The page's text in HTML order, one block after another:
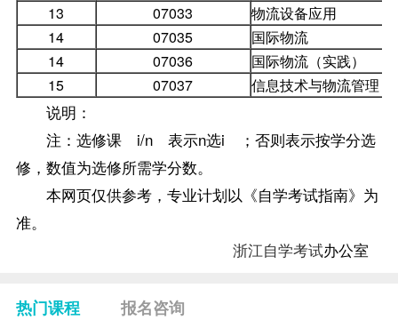
13
07033
物流设备应用
14
07035
国际物流
14
07036
国际物流（实践）
15
07037 信息技术与物流管理
说明：
注：选修课 i/n 表示n选i ；否则表示按学分选
修，数值为选修所需学分数。
本网页仅供参考，专业计划以《自学考试指南》为
准。
浙江自学考试办公室
热门课程 报名咨询